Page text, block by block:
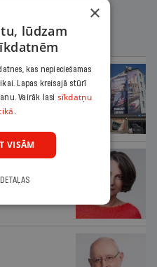
par
×
lūdzam
kas nepieciešamas
Lapas kreisajā stūrī
Vairāk lasi sīkdatņu
VISĀM